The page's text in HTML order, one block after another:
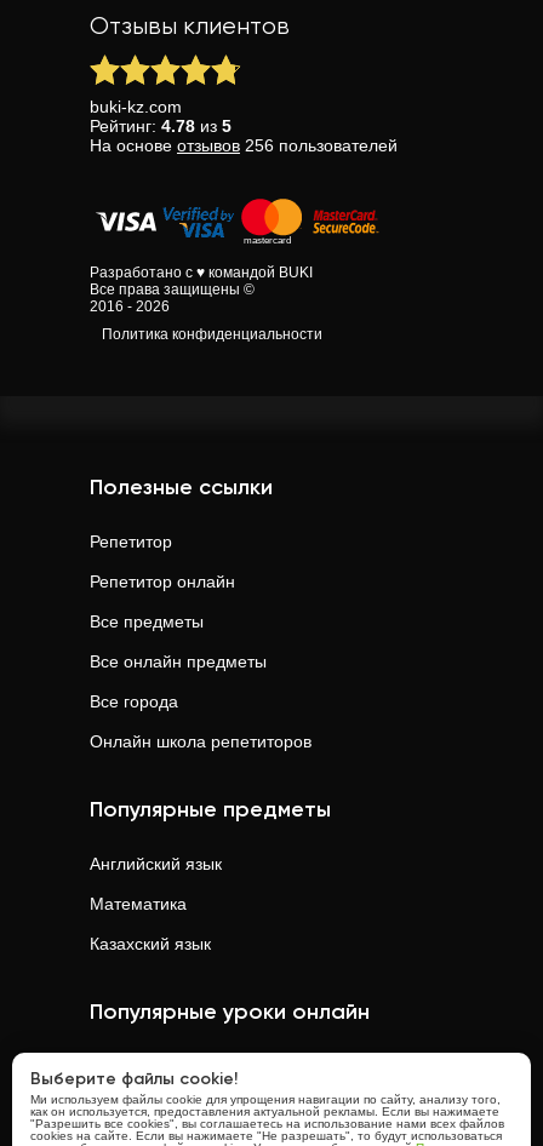
Отзывы клиентов
buki-kz.com
Рейтинг: 4.78 из 5
На основе отзывов 256 пользователей
Разработано с ♥ командой BUKI
Все права защищены ©
2016 - 2026
Политика конфиденциальности
Полезные ссылки
Репетитор
Репетитор онлайн
Все предметы
Все онлайн предметы
Все города
Онлайн школа репетиторов
Популярные предметы
Английский язык
Математика
Казахский язык
Популярные уроки онлайн
Физикаонлайн
Выберите файлы cookie!
Ми используем файлы cookie для упрощения навигации по сайту, анализу того,
как он используется, предоставления актуальной рекламы. Если вы нажимаете
"Разрешить все cookies", вы соглашаетесь на использование нами всех файлов
cookies на сайте. Если вы нажимаете "Не разрешать", то будут использоваться